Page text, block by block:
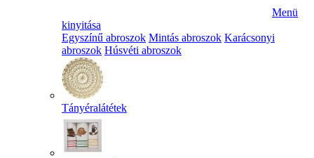
Menü
kinyitása
Egyszínű abroszok Mintás abroszok Karácsonyi
abroszok Húsvéti abroszok
Tányéralátétek